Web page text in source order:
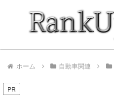
ホーム 自動車関連
PR